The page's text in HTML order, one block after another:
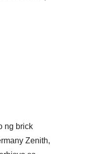
ng brick
Zenith,